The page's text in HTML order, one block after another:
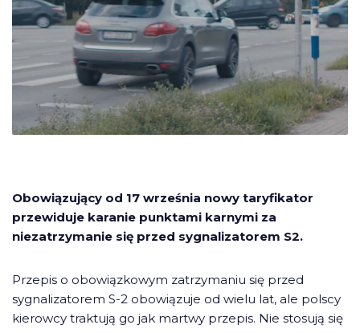
Obowiązujący od 17 września nowy taryfikator
przewiduje karanie punktami karnymi za
niezatrzymanie się przed sygnalizatorem S2.
Przepis o obowiązkowym zatrzymaniu się przed
sygnalizatorem S-2 obowiązuje od wielu lat, ale polscy
kierowcy traktują go jak martwy przepis. Nie stosują się